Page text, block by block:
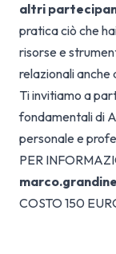
altri
pratica ciò che
risorse e
relazionali anche
Ti invitiamo a
fondamentali di
personale e
PER
COSTO 150